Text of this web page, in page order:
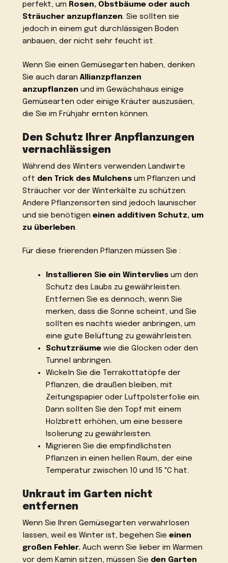
perfekt, um Rosen, Obstbäume oder auch
Sträucher anzupflanzen. Sie sollten sie
jedoch in einem gut durchlässigen Boden
anbauen, der nicht sehr feucht ist.
Wenn Sie einen Gemüsegarten haben, denken
Sie auch daranAllianzpflanzen
anzupflanzen und im Gewächshaus einige
Gemüsearten oder einige Kräuter auszusäen,
die Sie im Frühjahr ernten können.
Den Schutz Ihrer Anpflanzungen
vernachlässigen
Während des Winters verwenden Landwirte
oft den Trick des Mulchens um Pflanzen und
Sträucher vor der Winterkälte zu schützen.
Andere Pflanzensorten sind jedoch launischer
und sie benötigeneinen additiven Schutz, um
zu überleben.
Für diese frierenden Pflanzen müssen Sie :
Installieren Sie ein Wintervliesum den
Schutz des Laubs zu gewährleisten.
Entfernen Sie es dennoch, wenn Sie
merken, dass die Sonne scheint, und Sie
sollten es nachts wieder anbringen, um
eine gute Belüftung zu gewährleisten.
Schutzräumewie die Glocken oder den
Tunnel anbringen.
Wickeln Sie die Terrakottatöpfe der
Pflanzen, die draußen bleiben, mit
Zeitungspapier oder Luftpolsterfolie ein.
Dann sollten Sie den Topf mit einem
Holzbrett erhöhen, um eine bessere
Isolierung zu gewährleisten.
Migrieren Sie die empfindlichsten
Pflanzen in einen hellen Raum, der eine
Temperatur zwischen 10 und 15 °C hat.
Unkraut im Garten nicht
entfernen
Wenn Sie Ihren Gemüsegarten verwahrlosen
lassen, weil es Winter ist, begehen Sieeinen
großen Fehler. Auch wenn Sie lieber im Warmen
vor dem Kamin sitzen, müssen Sie den Garten